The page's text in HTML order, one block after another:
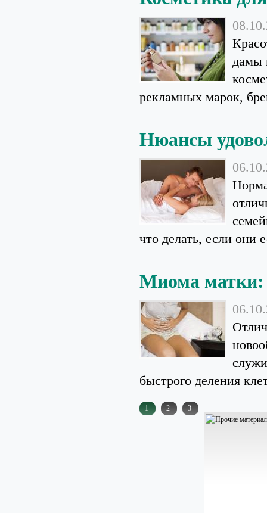
дамы
рекламных марок,
Нюансы
что делать, если они
Миома матки:
быстрого деления
1 2 3